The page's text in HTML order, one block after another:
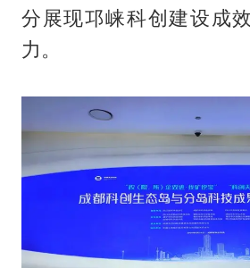
分展现邛崃科创建设成
力。